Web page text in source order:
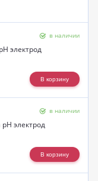
в наличии
электрод
в наличии
электрод